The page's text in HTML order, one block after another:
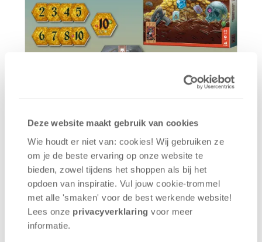
Deze website maakt gebruik van cookies
Wie houdt er niet van: cookies! Wij gebruiken ze
om je de beste ervaring op onze website te
bieden, zowel tijdens het shoppen als bij het
opdoen van inspiratie. Vul jouw cookie-trommel
met alle 'smaken' voor de best werkende website​!
Lees onze privacyverklaring voor meer
informatie.
De phoenix is weg, dus dit is je kans! Vorm de
beste kaartcombinaties aan zijn nesten en grijp
waardevolle schatten voordat de andere spelers
een kaartspel vol spanning en avontuur!